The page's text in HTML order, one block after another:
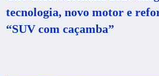
tecnologia, novo motor e
“SUV com caçamba”